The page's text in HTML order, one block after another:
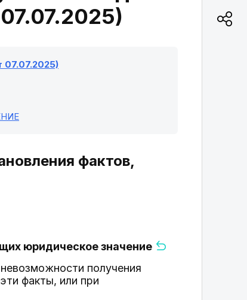
07.07.2025)
фактов,
юридическое значение
получения
факты, или при